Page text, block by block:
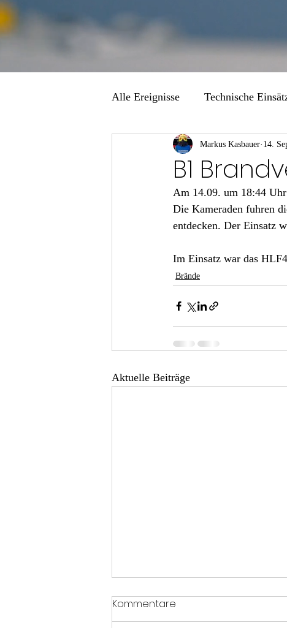
Alle Ereignisse Technische
Übungen
B1
Markus Kasbauer 14.
Am 14.09. um 18:44
Die Kameraden fuhren
entdecken. Der Einsatz
Im Einsatz war das
Brände
Aktuelle Beiträge
Kommentare